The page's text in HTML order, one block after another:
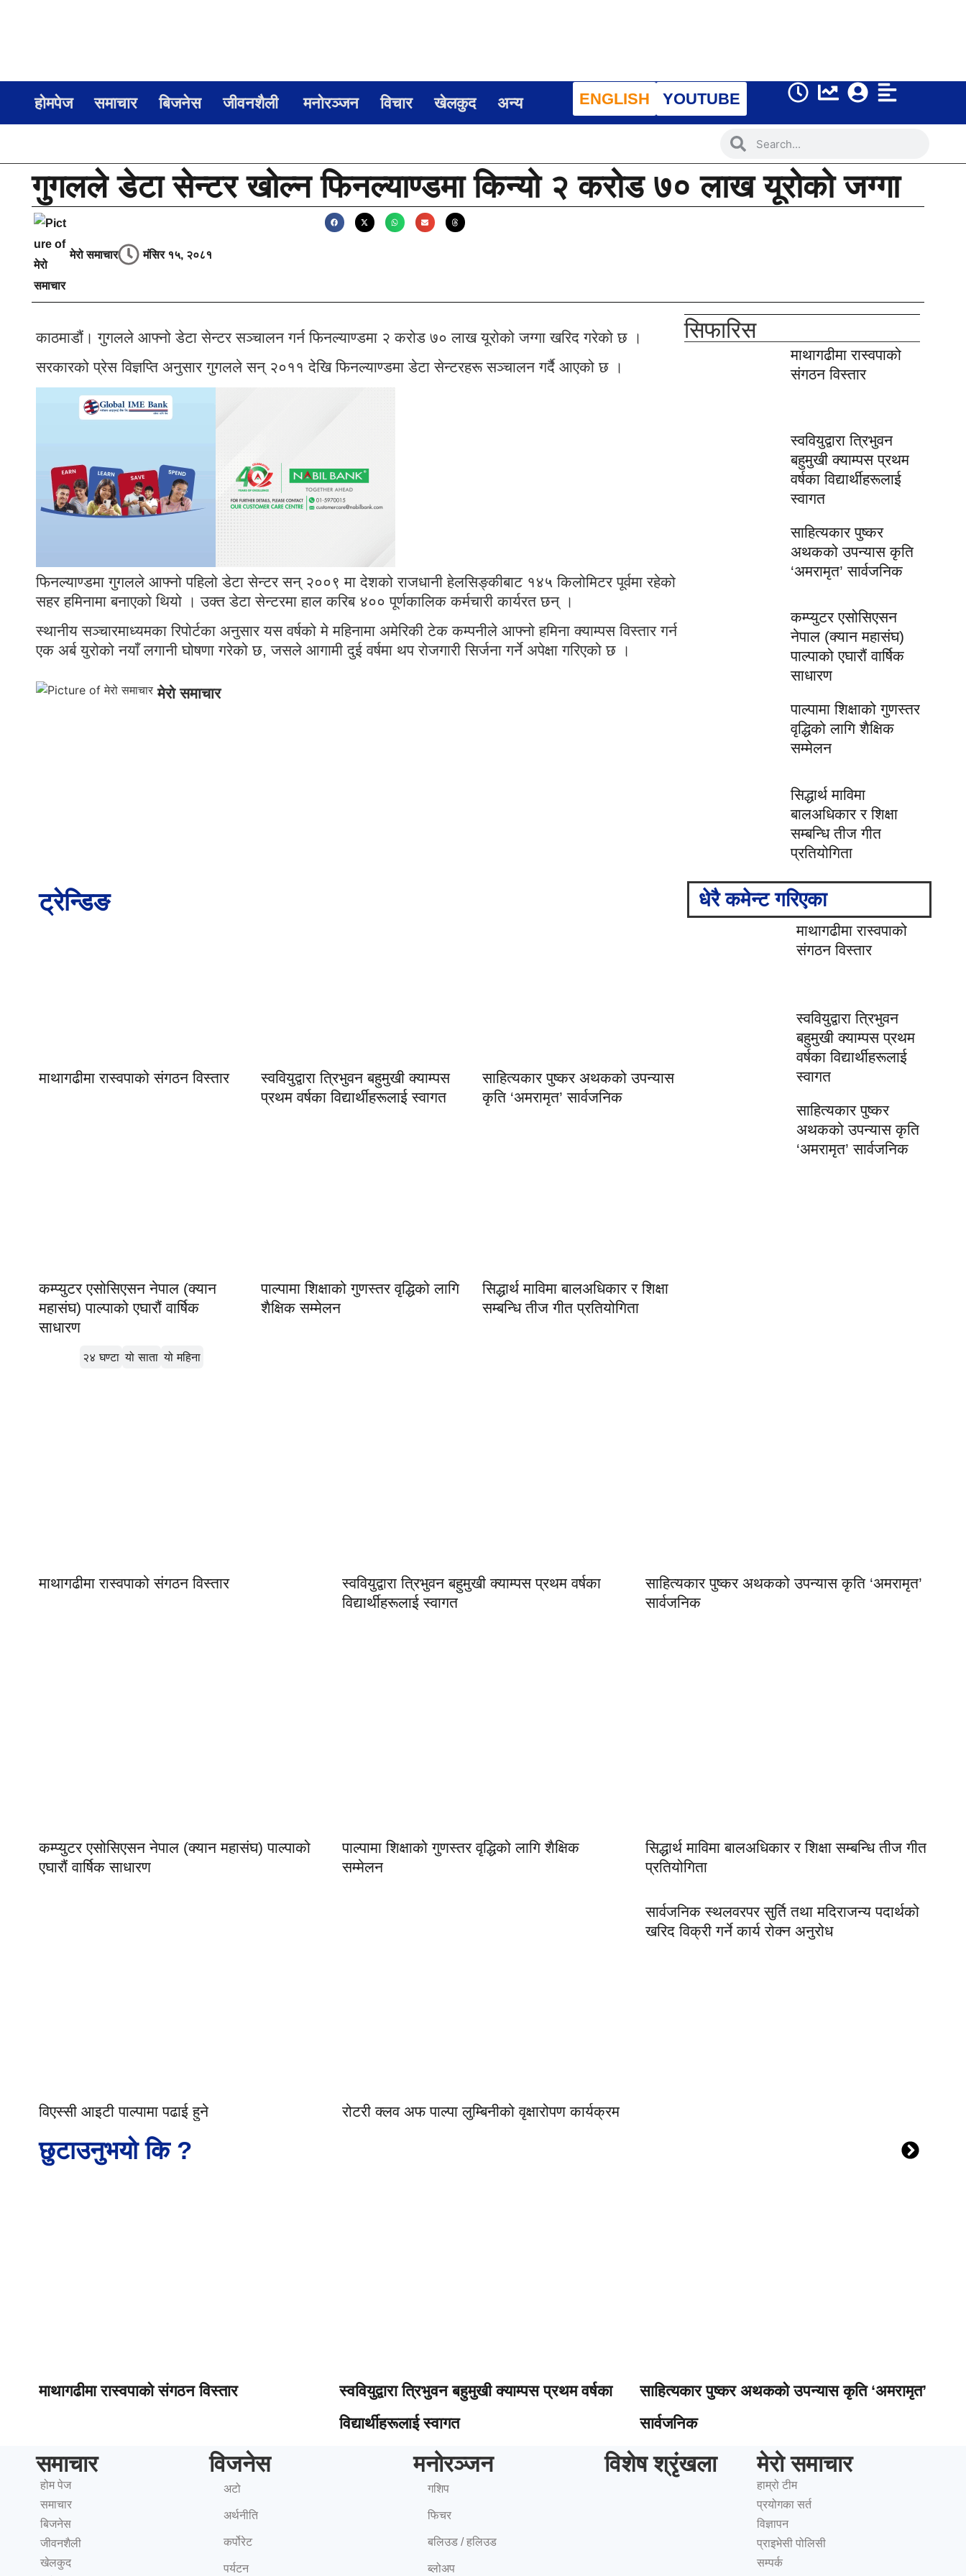
होमपेज समाचार बिजनेस जीवनशैली मनोरञ्जन विचार खेलकुद अन्य ENGLISH YOUTUBE
गुगलले डेटा सेन्टर खोल्न फिनल्याण्डमा किन्यो २ करोड ७० लाख यूरोको जग्गा
मेरो समाचार मंसिर १५, २०८१
काठमाडौं। गुगलले आफ्नो डेटा सेन्टर सञ्चालन गर्न फिनल्याण्डमा २ करोड ७० लाख यूरोको जग्गा खरिद गरेको छ ।
सरकारको प्रेस विज्ञप्ति अनुसार गुगलले सन् २०११ देखि फिनल्याण्डमा डेटा सेन्टरहरू सञ्चालन गर्दै आएको छ ।
फिनल्याण्डमा गुगलले आफ्नो पहिलो डेटा सेन्टर सन् २००९ मा देशको राजधानी हेलसिङ्कीबाट १४५ किलोमिटर पूर्वमा रहेको
सहर हमिनामा बनाएको थियो । उक्त डेटा सेन्टरमा हाल करिब ४०० पूर्णकालिक कर्मचारी कार्यरत छन् ।
स्थानीय सञ्चारमाध्यमका रिपोर्टका अनुसार यस वर्षको मे महिनामा अमेरिकी टेक कम्पनीले आफ्नो हमिना क्याम्पस विस्तार गर्न
एक अर्ब युरोको नयाँ लगानी घोषणा गरेको छ, जसले आगामी दुई वर्षमा थप रोजगारी सिर्जना गर्ने अपेक्षा गरिएको छ ।
मेरो समाचार
सिफारिस
माथागढीमा रास्वपाको
संगठन विस्तार
स्ववियुद्वारा त्रिभुवन
बहुमुखी क्याम्पस प्रथम
वर्षका विद्यार्थीहरूलाई
स्वागत
साहित्यकार पुष्कर
अथकको उपन्यास कृति
‘अमरामृत’ सार्वजनिक
कम्प्युटर एसोसिएसन
नेपाल (क्यान महासंघ)
पाल्पाको एघारौं वार्षिक
साधारण
पाल्पामा शिक्षाको गुणस्तर
वृद्धिको लागि शैक्षिक
सम्मेलन
सिद्धार्थ माविमा
बालअधिकार र शिक्षा
सम्बन्धि तीज गीत
प्रतियोगिता
ट्रेन्डिङ
माथागढीमा रास्वपाको संगठन विस्तार
स्ववियुद्वारा त्रिभुवन बहुमुखी क्याम्पस
प्रथम वर्षका विद्यार्थीहरूलाई स्वागत
साहित्यकार पुष्कर अथकको उपन्यास
कृति ‘अमरामृत’ सार्वजनिक
कम्प्युटर एसोसिएसन नेपाल (क्यान
महासंघ) पाल्पाको एघारौं वार्षिक
साधारण
पाल्पामा शिक्षाको गुणस्तर वृद्धिको लागि
शैक्षिक सम्मेलन
सिद्धार्थ माविमा बालअधिकार र शिक्षा
सम्बन्धि तीज गीत प्रतियोगिता
धेरै कमेन्ट गरिएका
माथागढीमा रास्वपाको
संगठन विस्तार
स्ववियुद्वारा त्रिभुवन
बहुमुखी क्याम्पस प्रथम
वर्षका विद्यार्थीहरूलाई
स्वागत
साहित्यकार पुष्कर
अथकको उपन्यास कृति
‘अमरामृत’ सार्वजनिक
२४ घण्टा यो साता यो महिना
माथागढीमा रास्वपाको संगठन विस्तार
स्ववियुद्वारा त्रिभुवन बहुमुखी क्याम्पस प्रथम वर्षका
विद्यार्थीहरूलाई स्वागत
साहित्यकार पुष्कर अथकको उपन्यास कृति ‘अमरामृत’
सार्वजनिक
कम्प्युटर एसोसिएसन नेपाल (क्यान महासंघ) पाल्पाको
एघारौं वार्षिक साधारण
पाल्पामा शिक्षाको गुणस्तर वृद्धिको लागि शैक्षिक
सम्मेलन
सिद्धार्थ माविमा बालअधिकार र शिक्षा सम्बन्धि तीज गीत
प्रतियोगिता
विएस्सी आइटी पाल्पामा पढाई हुने रोटरी क्लव अफ पाल्पा लुम्बिनीको वृक्षारोपण कार्यक्रम
सार्वजनिक स्थलवरपर सुर्ति तथा मदिराजन्य पदार्थको
खरिद विक्री गर्ने कार्य रोक्न अनुरोध
छुटाउनुभयो कि ?
माथागढीमा रास्वपाको संगठन विस्तार
स्ववियुद्वारा त्रिभुवन बहुमुखी क्याम्पस प्रथम वर्षका
विद्यार्थीहरूलाई स्वागत
साहित्यकार पुष्कर अथकको उपन्यास कृति ‘अमरामृत’
सार्वजनिक
समाचार
होम पेज
समाचार
बिजनेस
जीवनशैली
खेलकुद
विजनेस
अटो
अर्थनीति
कर्पोरेट
पर्यटन
मनोरञ्जन
गशिप
फिचर
बलिउड / हलिउड
ब्लोअप
विशेष श्रृंखला मेरो समाचार
हाम्रो टीम
प्रयोगका सर्त
विज्ञापन
प्राइभेसी पोलिसी
सम्पर्क